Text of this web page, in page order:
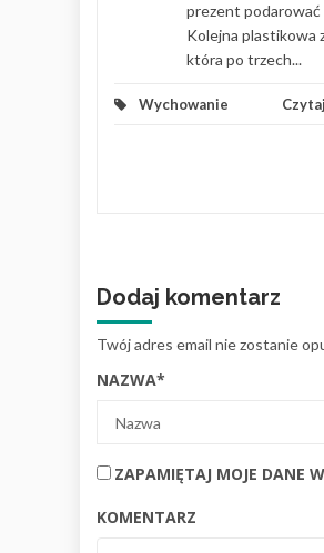
prezent podarować
Kolejna plastikowa
która po trzech...
Wychowanie
Dodaj komentarz
Twój adres email nie zostanie
NAZWA*
ZAPAMIĘTAJ MOJE DANE
KOMENTARZ